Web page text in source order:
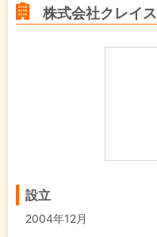
株式会社クレイス
設立
2004年12月